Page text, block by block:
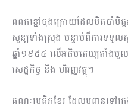
ពពកខ្មៅចុងក្រោយដែលបិតបាំមិត្
សូន្យទាំងស្រុង បន្ទាប់ពីការទទួល
ឆ្នាំ១៩៥៤ លើអធិបតេយ្យតាំងមូ
សេដ្ឋកិច្ច និង ហិរញ្ញវត្ថុ។